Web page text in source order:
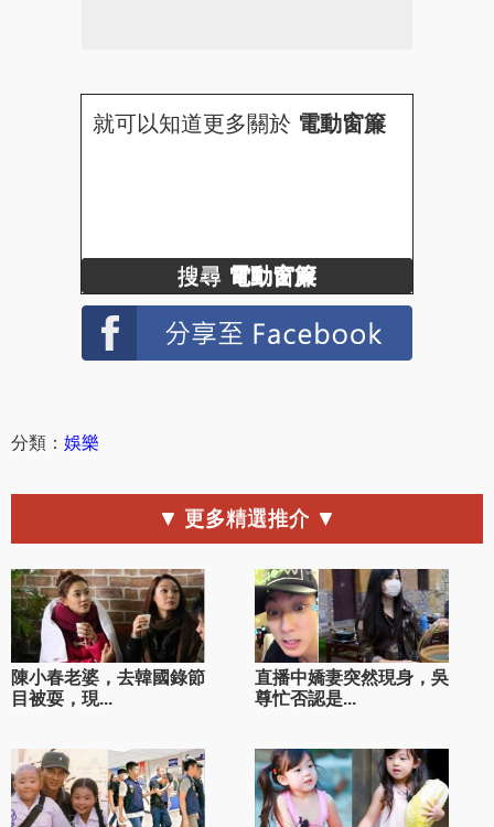
就可以知道更多關於 電動窗簾
搜尋 電動窗簾
分類： 娛樂
▼ 更多精選推介 ▼
陳小春老婆，去韓國錄節
目被耍，現...
直播中嬌妻突然現身，吳
尊忙否認是...